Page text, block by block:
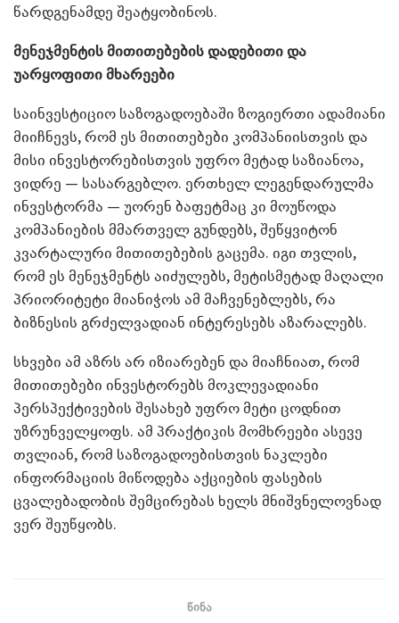
წარდგენამდე შეატყობინოს.
მენეჯმენტის მითითებების დადებითი და
უარყოფითი მხარეები
საინვესტიციო საზოგადოებაში ზოგიერთი ადამიანი
მიიჩნევს, რომ ეს მითითებები კომპანიისთვის და
მისი ინვესტორებისთვის უფრო მეტად საზიანოა,
ვიდრე — სასარგებლო. ერთხელ ლეგენდარულმა
ინვესტორმა — უორენ ბაფეტმაც კი მოუწოდა
კომპანიების მმართველ გუნდებს, შეწყვიტონ
კვარტალური მითითებების გაცემა. იგი თვლის,
რომ ეს მენეჯმენტს აიძულებს, მეტისმეტად მაღალი
პრიორიტეტი მიანიჭოს ამ მაჩვენებლებს, რა
ბიზნესის გრძელვადიან ინტერესებს აზარალებს.
სხვები ამ აზრს არ იზიარებენ და მიაჩნიათ, რომ
მითითებები ინვესტორებს მოკლევადიანი
პერსპექტივების შესახებ უფრო მეტი ცოდნით
უზრუნველყოფს. ამ პრაქტიკის მომხრეები ასევე
თვლიან, რომ საზოგადოებისთვის ნაკლები
ინფორმაციის მიწოდება აქციების ფასების
ცვალებადობის შემცირებას ხელს მნიშვნელოვნად
ვერ შეუწყობს.
წინა